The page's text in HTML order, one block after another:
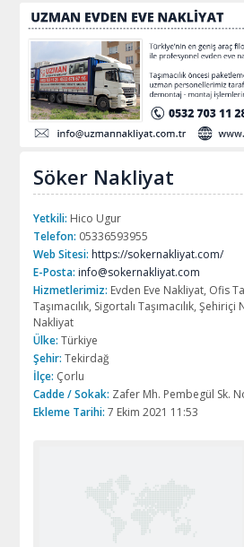
Söker Nakliyat
Yetkili: Hico Ugur
Telefon: 05336593955
Web Sitesi: https://sokernakliyat.com/
E-Posta: info@sokernakliyat.com
Hizmetlerimiz: Evden Eve Nakliyat, Ofis
Taşımacılık, Sigortalı Taşımacılık,
Nakliyat
Ülke: Türkiye
Şehir: Tekirdağ
İlçe: Çorlu
Cadde / Sokak: Zafer Mh. Pembegül Sk.
Ekleme Tarihi: 7 Ekim 2021 11:53